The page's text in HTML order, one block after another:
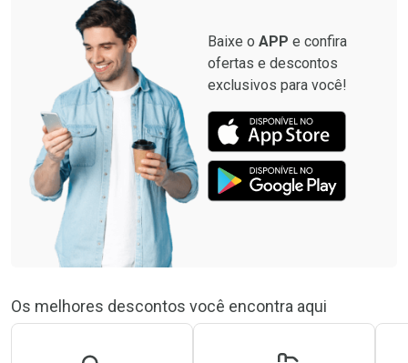
Baixe o APP e confira
ofertas e descontos
exclusivos para você!
Os melhores descontos você encontra aqui